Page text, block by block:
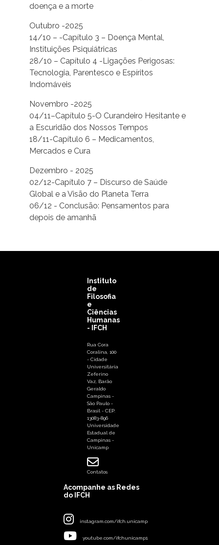
doença e a morte
Outubro -2025
14/10 – -Capítulo 3 – Doença Mental,
Instituições Psiquiátricas
28/10 – Capítulo 4 -Ligações Perigosas:
Tecnologia, Parentesco e Espíritos
Indomáveis
Novembro -2025
04/11–Capítulo 5-O Curandeiro Hesitante e
a Escuridão dos Nossos Tempos
18/11-Capítulo 6 – Medicamentos,
Mercados e Cura
Dezembro - 2025
02/12-Capítulo 7 – Discurso de Saúde
Global e a Visão do Planeta Terra
06/12 - Conclusão: Pensamentos para
depois de amanhã
Instituto
de
Filosofia
e
Ciências
Humanas
- IFCH
Rua Cora
Coralina, 100
- Cidade
Universitária
Zeferino
Vaz, Barão
Geraldo
Campinas -
São Paulo -
Brasil - CEP:
13083-896
Universidade
Estadual de
Campinas -
Unicamp
Contatos
Acompanhe as Redes
do IFCH
instagram.com/ifch.unicamp
youtube.com/ifchunicamp1